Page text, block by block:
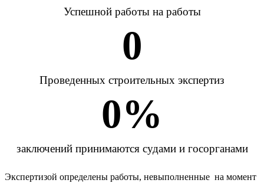
Успешной работы на работы
0
Проведенных строительных экспертиз
0%
заключений принимаются судами и госорганами
Экспертизой определены работы, невыполненные на момент